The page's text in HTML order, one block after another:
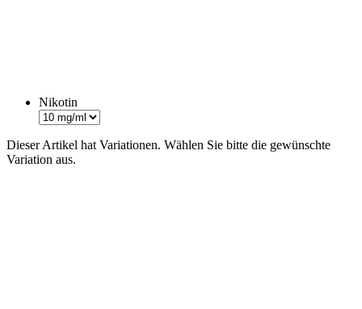
Nikotin
Dieser Artikel hat Variationen. Wählen Sie bitte die gewünschte
Variation aus.